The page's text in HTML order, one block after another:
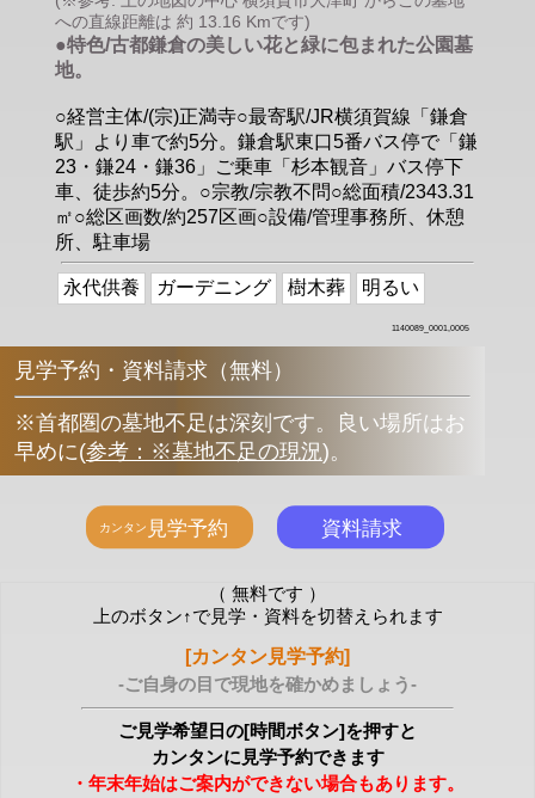
への直線距離は 約 13.16 Kmです)
●特色/古都鎌倉の美しい花と緑に包まれた公園墓
地。
○経営主体/(宗)正満寺○最寄駅/JR横須賀線「鎌倉
駅」より車で約5分。鎌倉駅東口5番バス停で「鎌
23・鎌24・鎌36」ご乗車「杉本観音」バス停下
車、徒歩約5分。○宗教/宗教不問○総面積/2343.31
㎡○総区画数/約257区画○設備/管理事務所、休憩
所、駐車場
永代供養 ガーデニング 樹木葬 明るい
1140089_0001,0005
見学予約・資料請求（無料）
※首都圏の墓地不足は深刻です。良い場所はお
早めに(参考：※墓地不足の現況)。
（ 無料です ）
上のボタン↑で見学・資料を切替えられます
[カンタン見学予約]
-ご自身の目で現地を確かめましょう-
ご見学希望日の[時間ボタン]を押すと
カンタンに見学予約できます
・年末年始はご案内ができない場合もあります。